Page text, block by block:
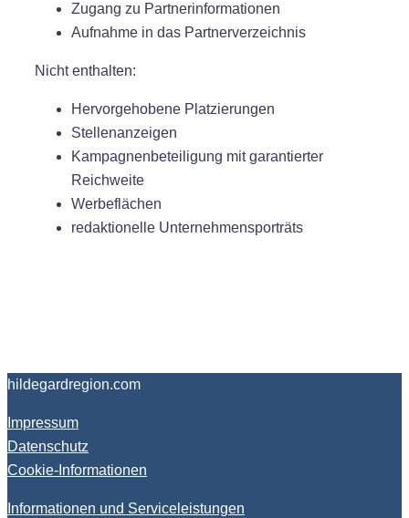
Zugang zu Partnerinformationen
Aufnahme in das Partnerverzeichnis
Nicht enthalten:
Hervorgehobene Platzierungen
Stellenanzeigen
Kampagnenbeteiligung mit garantierter
Reichweite
Werbeflächen
redaktionelle Unternehmensporträts
hildegardregion.com
Impressum
Datenschutz
Cookie-Informationen
Informationen und Serviceleistungen